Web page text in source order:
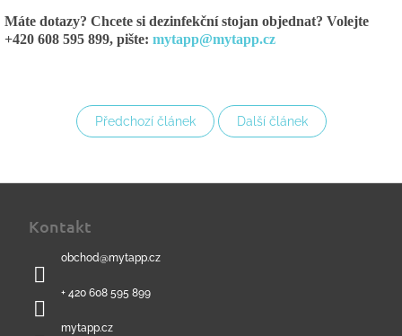
Máte dotazy? Chcete si dezinfekční stojan objednat? Volejte
+420 608 595 899, pište: mytapp@mytapp.cz
Předchozí článek Další článek
Kontakt
obchod@mytapp.cz
+ 420 608 595 899
mytapp.cz